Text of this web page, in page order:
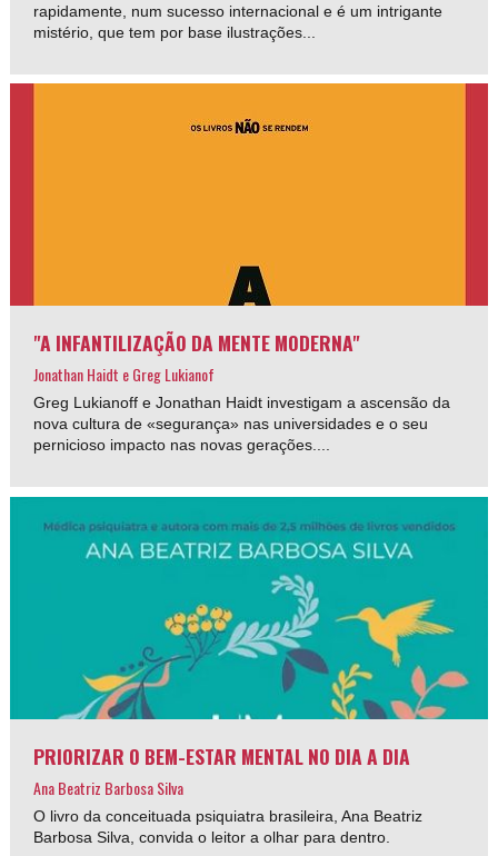
rapidamente, num sucesso internacional e é um intrigante
mistério, que tem por base ilustrações...
"A INFANTILIZAÇÃO DA MENTE MODERNA"
Jonathan Haidt e Greg Lukianof
Greg Lukianoff e Jonathan Haidt investigam a ascensão da
nova cultura de «segurança» nas universidades e o seu
pernicioso impacto nas novas gerações....
PRIORIZAR O BEM-ESTAR MENTAL NO DIA A DIA
Ana Beatriz Barbosa Silva
O livro da conceituada psiquiatra brasileira, Ana Beatriz
Barbosa Silva, convida o leitor a olhar para dentro.